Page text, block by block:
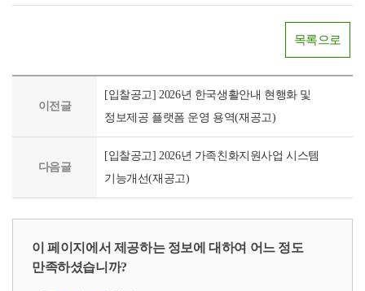
목록으로
이전글
[입찰공고] 2026년 한국생활안내 현행화 및
정보제공 플랫폼 운영 용역(재공고)
다음글
[입찰공고] 2026년 가족친화지원사업 시스템
기능개선(재공고)
이 페이지에서 제공하는 정보에 대하여 어느 정도
만족하셨습니까?